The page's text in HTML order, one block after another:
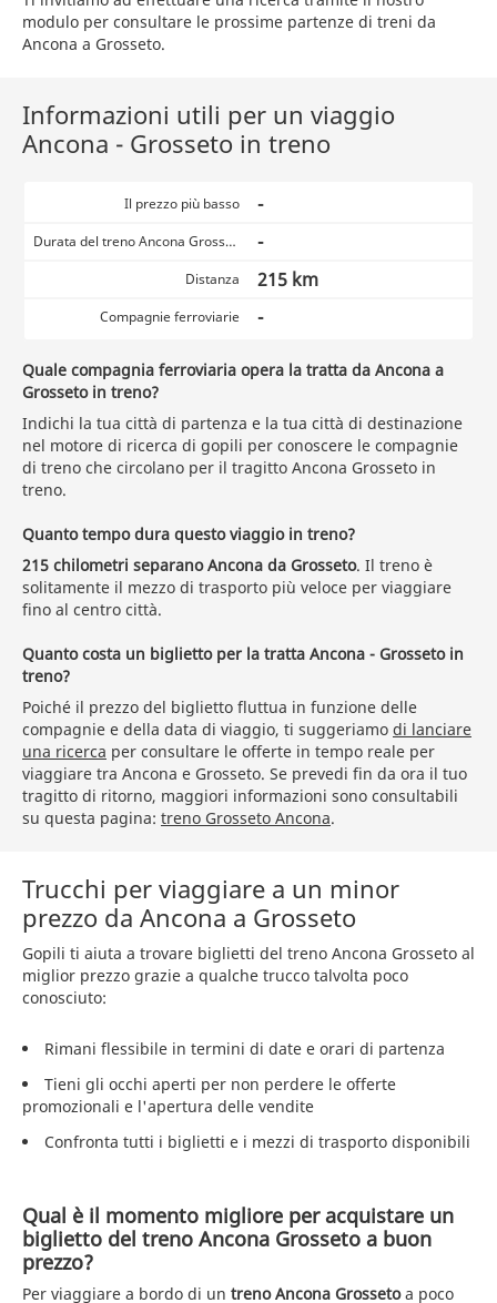
modulo per consultare le prossime partenze di treni da
Ancona a Grosseto.
Informazioni utili per un viaggio
Ancona - Grosseto in treno
Il prezzo più basso -
Durata del treno Ancona Grosseto -
Distanza 215 km
Compagnie ferroviarie -
Quale compagnia ferroviaria opera la tratta da Ancona a
Grosseto in treno?
Indichi la tua città di partenza e la tua città di destinazione
nel motore di ricerca di gopili per conoscere le compagnie
di treno che circolano per il tragitto Ancona Grosseto in
treno.
Quanto tempo dura questo viaggio in treno?
215 chilometri separano Ancona da Grosseto. Il treno è
solitamente il mezzo di trasporto più veloce per viaggiare
fino al centro città.
Quanto costa un biglietto per la tratta Ancona - Grosseto in
treno?
Poiché il prezzo del biglietto fluttua in funzione delle
compagnie e della data di viaggio, ti suggeriamo di lanciare
una ricerca per consultare le offerte in tempo reale per
viaggiare tra Ancona e Grosseto. Se prevedi fin da ora il tuo
tragitto di ritorno, maggiori informazioni sono consultabili
su questa pagina: treno Grosseto Ancona.
Trucchi per viaggiare a un minor
prezzo da Ancona a Grosseto
Gopili ti aiuta a trovare biglietti del treno Ancona Grosseto al
miglior prezzo grazie a qualche trucco talvolta poco
conosciuto:
Rimani flessibile in termini di date e orari di partenza
Tieni gli occhi aperti per non perdere le offerte
promozionali e l'apertura delle vendite
Confronta tutti i biglietti e i mezzi di trasporto disponibili
Qual è il momento migliore per acquistare un
biglietto del treno Ancona Grosseto a buon
prezzo?
Per viaggiare a bordo di un treno Ancona Grossetoa poco